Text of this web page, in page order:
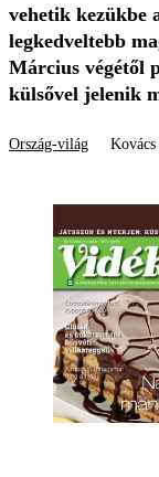
vehetik kezükbe
legkedveltebb
Március végétől
külsővel jelenik
Ország-világ Kovács